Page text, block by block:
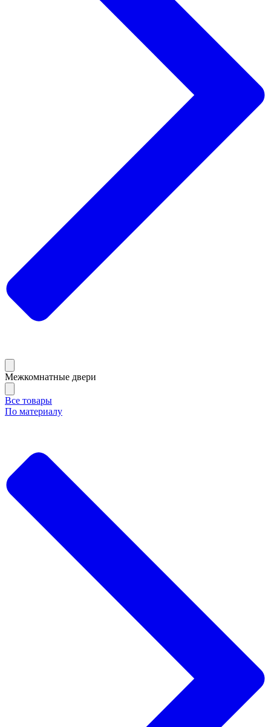
Межкомнатные двери
Все товары
По материалу